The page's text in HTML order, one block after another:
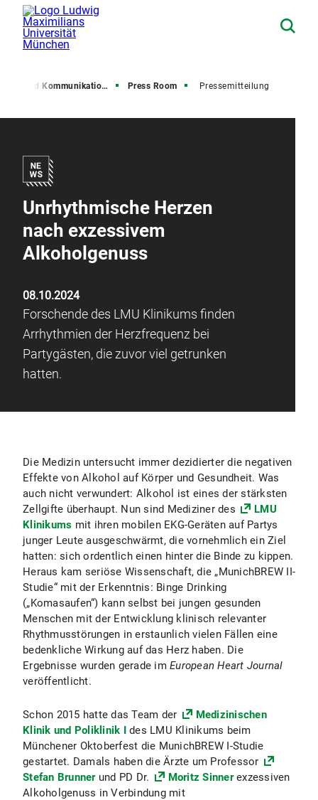
und Kommunikation (PuK) Press Room Pressemitteilung
Unrhythmische Herzen
nach exzessivem
Alkoholgenuss
08.10.2024
Forschende des LMU Klinikums finden
Arrhythmien der Herzfrequenz bei
Partygästen, die zuvor viel getrunken
hatten.
Die Medizin untersucht immer dezidierter die negativen
Effekte von Alkohol auf Körper und Gesundheit. Was
auch nicht verwundert: Alkohol ist eines der stärksten
Zellgifte überhaupt. Nun sind Mediziner des
LMU
Klinikums mit ihren mobilen EKG-Geräten auf Partys
junger Leute ausgeschwärmt, die vornehmlich ein Ziel
hatten: sich ordentlich einen hinter die Binde zu kippen.
Heraus kam seriöse Wissenschaft, die „MunichBREW II-
Studie“ mit der Erkenntnis: Binge Drinking
(„Komasaufen“) kann selbst bei jungen gesunden
Menschen mit der Entwicklung klinisch relevanter
Rhythmusstörungen in erstaunlich vielen Fällen eine
bedenkliche Wirkung auf das Herz haben. Die
Ergebnisse wurden gerade im European Heart Journal
veröffentlicht.
Schon 2015 hatte das Team der
Medizinischen
Klinik und Poliklinik I des LMU Klinikums beim
Münchener Oktoberfest die MunichBREW I-Studie
gestartet. Damals haben die Ärzte um Professor
Stefan Brunner und PD Dr. Moritz Sinner exzessiven
Alkoholgenuss in Verbindung mit